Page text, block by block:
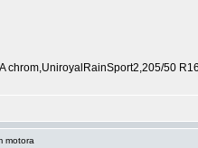
chrom,UniroyalRainSport2,205/50
motora